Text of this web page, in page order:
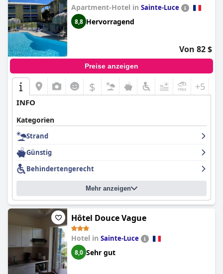
und entspannenden Urlaub in Martinique.
Apartment-Hotel in Sainte-Luce
8,8 Hervorragend
Von 82 $
Preise anzeigen
$ +5
INFO
Kategorien
Strand
Günstig
Behindertengerecht
Mehr anzeigen
Hôtel Douce Vague
Hotel in Sainte-Luce
8,0 Sehr gut